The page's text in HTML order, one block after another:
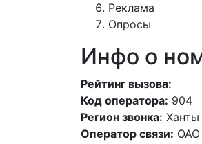
Реклама
Опросы
Инфо о
Рейтинг вызова:
Код оператора: 904
Регион звонка:
Оператор связи: ОАО